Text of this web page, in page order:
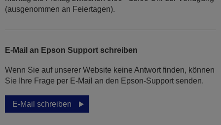
(ausgenommen an Feiertagen).
E-Mail an Epson Support schreiben
Wenn Sie auf unserer Website keine Antwort finden, können
Sie Ihre Frage per E-Mail an den Epson-Support senden.
E-Mail schreiben